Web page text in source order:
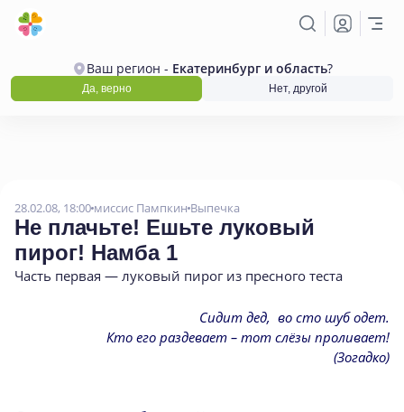
Ваш регион - Екатеринбург и область?
Да, верно Нет, другой
28.02.08, 18:00 миссис Пампкин Выпечка
Не плачьте! Ешьте луковый
пирог! Намба 1
Часть первая — луковый пирог из пресного теста
Сидит дед, во сто шуб одет.
Кто его раздевает – тот слёзы проливает!
(Зогадко)